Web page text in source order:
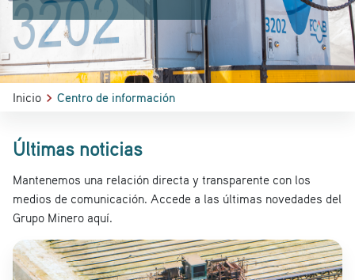
Inicio Centro de información
Últimas noticias
Mantenemos una relación directa y transparente con los
medios de comunicación. Accede a las últimas novedades del
Grupo Minero aquí.